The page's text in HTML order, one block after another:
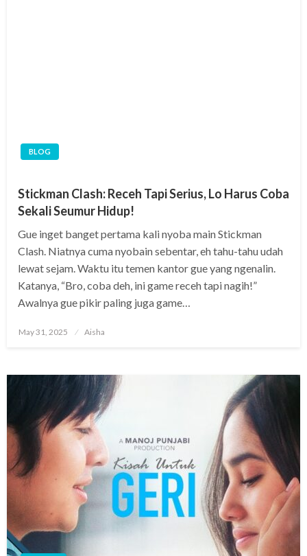
BLOG
Stickman Clash: Receh Tapi Serius, Lo Harus Coba
Sekali Seumur Hidup!
Gue inget banget pertama kali nyoba main Stickman
Clash. Niatnya cuma nyobain sebentar, eh tahu-tahu udah
lewat sejam. Waktu itu temen kantor gue yang ngenalin.
Katanya, “Bro, coba deh, ini game receh tapi nagih!”
Awalnya gue pikir paling juga game…
Posted
May 31, 2025 Aisha